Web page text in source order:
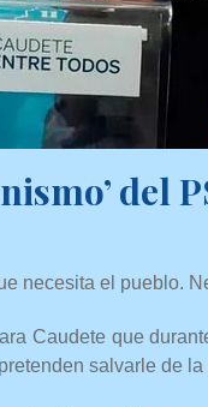
del
necesita el pueblo.
Caudete que
salvarle de